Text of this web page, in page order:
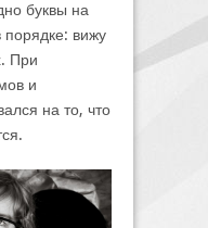
буквы на
вижу
При
и
на то, что